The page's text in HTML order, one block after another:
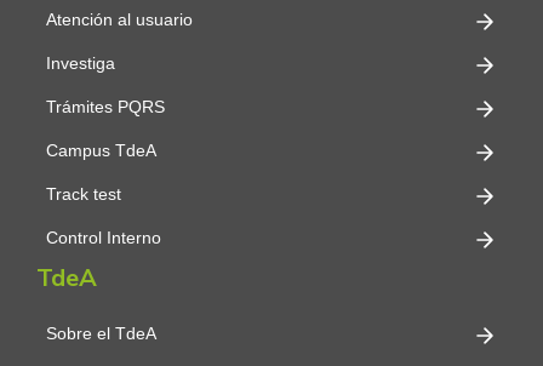
Atención al usuario
Investiga
Trámites PQRS
Campus TdeA
Track test
Control Interno
TdeA
Sobre el TdeA